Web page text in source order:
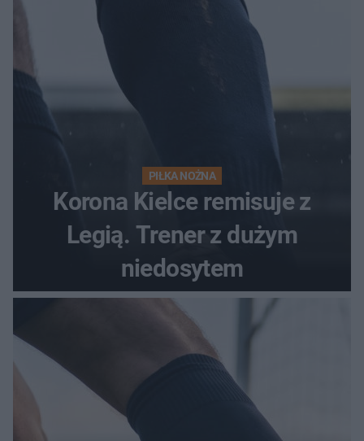
PIŁKA NOŻNA
Korona Kielce remisuje z
Legią. Trener z dużym
niedosytem